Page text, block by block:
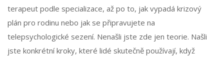
terapeut podle specializace, až po to, jak vypadá krizový
plán pro rodinu nebo jak se připravujete na
telepsychologické sezení. Nenašli jste zde jen teorie. Našli
jste konkrétní kroky, které lidé skutečně používají, když